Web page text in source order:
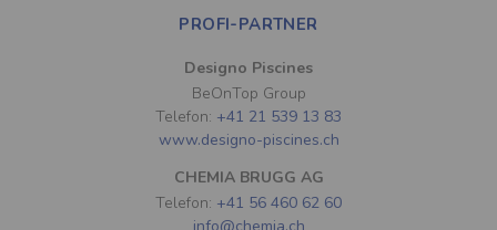
PROFI-PARTNER
Designo Piscines
BeOnTop Group
Telefon: +41 21 539 13 83
www.designo-piscines.ch
CHEMIA BRUGG AG
Telefon: +41 56 460 62 60